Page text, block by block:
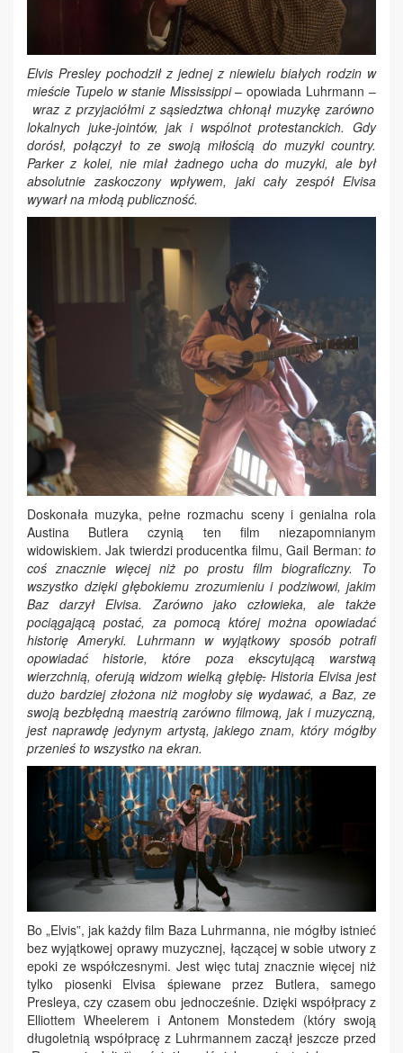
Elvis Presley pochodził z jednej z niewielu białych rodzin w
mieście Tupelo w stanie Mississippi ­– opowiada Luhrmann –
wraz z przyjaciółmi z sąsiedztwa chłonął muzykę zarówno
lokalnych juke-jointów, jak i wspólnot protestanckich. Gdy
dorósł, połączył to ze swoją miłością do muzyki country.
Parker z kolei, nie miał żadnego ucha do muzyki, ale był
absolutnie zaskoczony wpływem, jaki cały zespół Elvisa
wywarł na młodą publiczność.
Doskonała muzyka, pełne rozmachu sceny i genialna rola
Austina Butlera czynią ten film niezapomnianym
widowiskiem. Jak twierdzi producentka filmu, Gail Berman: to
coś znacznie więcej niż po prostu film biograficzny. To
wszystko dzięki głębokiemu zrozumieniu i podziwowi, jakim
Baz darzył Elvisa. Zarówno jako człowieka, ale także
pociągającą postać, za pomocą której można opowiadać
historię Ameryki. Luhrmann w wyjątkowy sposób potrafi
opowiadać historie, które poza ekscytującą warstwą
wierzchnią, oferują widzom wielką głębię.Historia Elvisa jest
dużo bardziej złożona niż mogłoby się wydawać, a Baz, ze
swoją bezbłędną maestrią zarówno filmową, jak i muzyczną,
jest naprawdę jedynym artystą, jakiego znam, który mógłby
przenieś to wszystko na ekran.
Bo „Elvis”, jak każdy film Baza Luhrmanna, nie mógłby istnieć
bez wyjątkowej oprawy muzycznej, łączącej w sobie utwory z
epoki ze współczesnymi. Jest więc tutaj znacznie więcej niż
tylko piosenki Elvisa śpiewane przez Butlera, samego
Presleya, czy czasem obu jednocześnie. Dzięki współpracy z
Elliottem Wheelerem i Antonem Monstedem (który swoją
długoletnią współpracę z Luhrmannem zaczął jeszcze przed